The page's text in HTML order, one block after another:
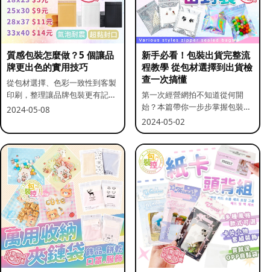
質感包裝怎麼做？5 個讓品
牌更出色的實用技巧
從包材選擇、色彩一致性到客製
印刷，整理讓品牌包裝更有記憶
點的實用做法。
2024-05-08
新手必看！包裝出貨完整流
程教學 從包材選擇到出貨檢
查一次搞懂
第一次經營網拍不知道從何開
始？本篇帶你一步步掌握包裝流
程與出貨前檢查重點。
2024-05-02